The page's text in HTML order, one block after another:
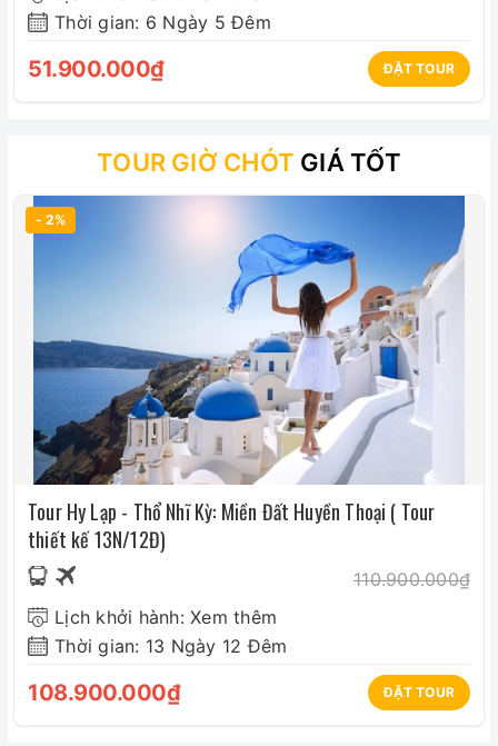
Thời gian: 6 Ngày 5 Đêm
51.900.000₫ ĐẶT TOUR
TOUR GIỜ CHÓT GIÁ TỐT
- 2%
Tour Hy Lạp - Thổ Nhĩ Kỳ: Miền Đất Huyền Thoại ( Tour
thiết kế 13N/12Đ)
110.900.000₫
Lịch khởi hành: Xem thêm
Thời gian: 13 Ngày 12 Đêm
108.900.000₫ ĐẶT TOUR